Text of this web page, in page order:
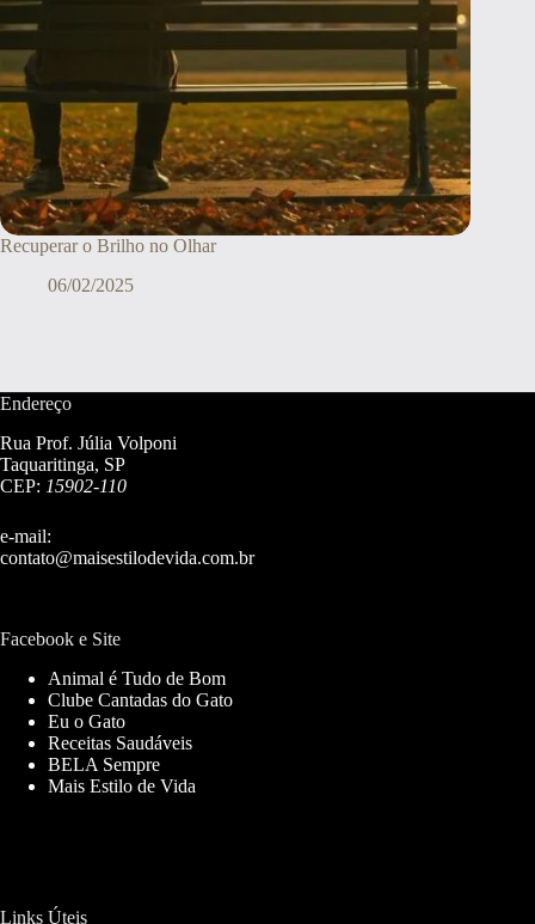
Recuperar o Brilho no Olhar
06/02/2025
Endereço
Rua Prof. Júlia Volponi
Taquaritinga, SP
CEP: 15902-110
e-mail:
contato@maisestilodevida.com.br
Facebook e Site
Animal é Tudo de Bom
Clube Cantadas do Gato
Eu o Gato
Receitas Saudáveis
BELA Sempre
Mais Estilo de Vida
Links Úteis